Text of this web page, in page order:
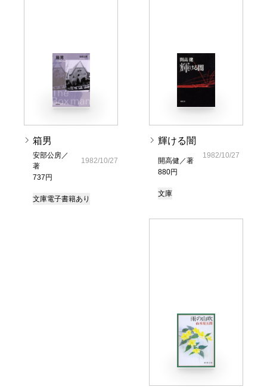
箱男
安部公房／
著
737円
1982/10/27
文庫電子書籍あり
輝ける闇
開高健／著
880円
1982/10/27
文庫